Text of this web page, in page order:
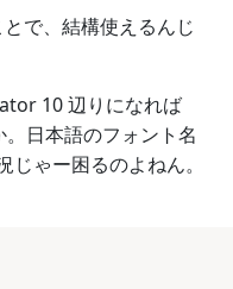
で、結構使えるんじ
10 辺りになれば
日本語のフォント名
ゃー困るのよねん。